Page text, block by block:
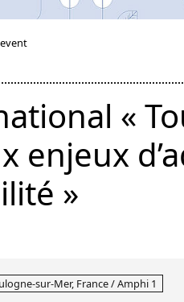
«
enjeux
»
sur-Mer, France / Amphi 1